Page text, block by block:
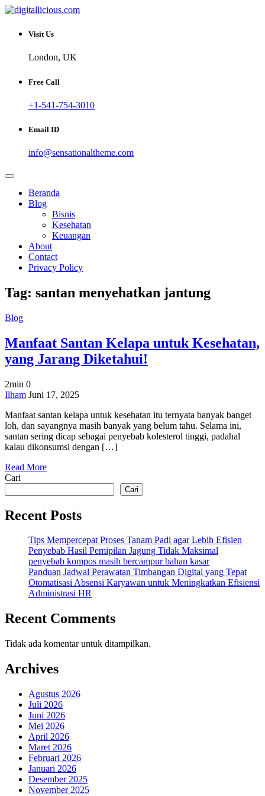
Skip
content
digitallicious.com
Sharing Digital Information
Visit Us
London, UK
Free Call
+1-541-754-3010
Email ID
info@sensationaltheme.com
Beranda
Blog
Bisnis
Kesehatan
Keuangan
About
Contact
Privacy Policy
Tag: santan menyehatkan jantung
Blog
Manfaat Santan Kelapa untuk Kesehatan,
yang Jarang Diketahui!
2min 0
on
Santan
Kelapa
untuk
Kesehatan,
Jarang
Diketahui!
Ilham Juni 17, 2025
Manfaat santan kelapa untuk kesehatan itu ternyata banyak banget
loh, dan sayangnya masih banyak yang belum tahu. Selama ini,
santan sering dicap sebagai penyebab kolesterol tinggi, padahal
kalau dikonsumsi dengan […]
Read More
Cari
Cari
Recent Posts
Tips Mempercepat Proses Tanam Padi agar Lebih Efisien
Penyebab Hasil Pemipilan Jagung Tidak Maksimal
penyebab kompos masih bercampur bahan kasar
Panduan Jadwal Perawatan Timbangan Digital yang Tepat
Otomatisasi Absensi Karyawan untuk Meningkatkan Efisiensi
Administrasi HR
Recent Comments
Tidak ada komentar untuk ditampilkan.
Archives
Agustus 2026
Juli 2026
Juni 2026
Mei 2026
April 2026
Maret 2026
Februari 2026
Januari 2026
Desember 2025
November 2025